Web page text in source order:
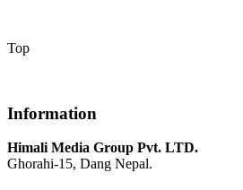
Top
Information
Himali Media Group Pvt. LTD.
Ghorahi-15, Dang Nepal.